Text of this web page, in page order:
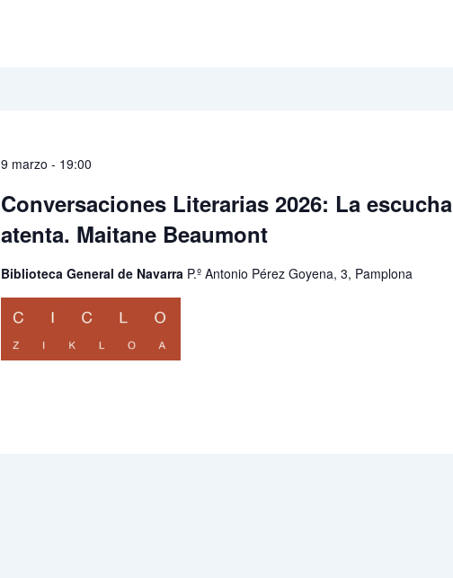
9 marzo - 19:00
Conversaciones Literarias 2026: La escucha
atenta. Maitane Beaumont
Biblioteca General de Navarra P.º Antonio Pérez Goyena, 3, Pamplona